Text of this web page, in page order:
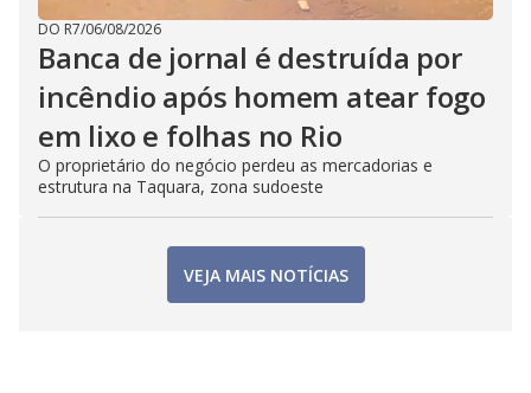
DO R7/06/08/2026
Banca de jornal é destruída por
incêndio após homem atear fogo
em lixo e folhas no Rio
O proprietário do negócio perdeu as mercadorias e
estrutura na Taquara, zona sudoeste
VEJA MAIS NOTÍCIAS